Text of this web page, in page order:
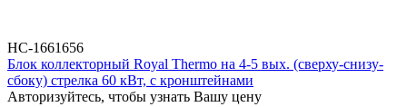
НС-1661656
Блок коллекторный Royal Thermo на 4-5 вых. (сверху-снизу-
сбоку) стрелка 60 кВт, с кронштейнами
Авторизуйтесь, чтобы узнать Вашу цену